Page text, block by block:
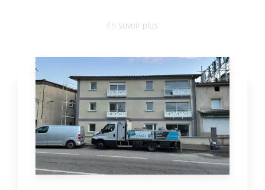
En savoir plus